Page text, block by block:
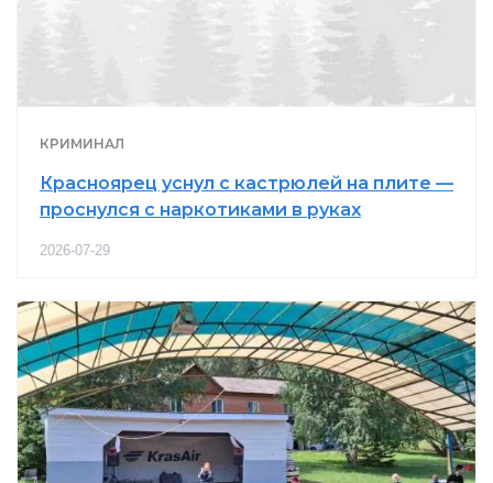
КРИМИНАЛ
Красноярец уснул с кастрюлей на плите —
проснулся с наркотиками в руках
2026-07-29